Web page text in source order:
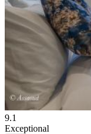
9.1
Exceptional